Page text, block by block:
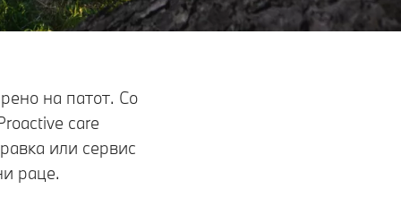
на патот. Со
care
или сервис
раце.